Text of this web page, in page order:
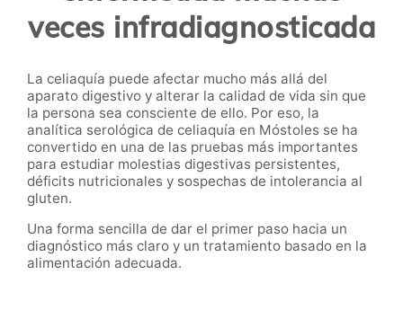
veces infradiagnosticada
La celiaquía puede afectar mucho más allá del
aparato digestivo y alterar la calidad de vida sin que
la persona sea consciente de ello. Por eso, la
analítica serológica de celiaquía en Móstoles se ha
convertido en una de las pruebas más importantes
para estudiar molestias digestivas persistentes,
déficits nutricionales y sospechas de intolerancia al
gluten.
Una forma sencilla de dar el primer paso hacia un
diagnóstico más claro y un tratamiento basado en la
alimentación adecuada.